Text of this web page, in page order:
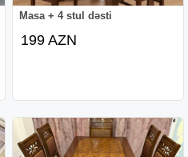
Masa + 4 stul dəsti
199 AZN